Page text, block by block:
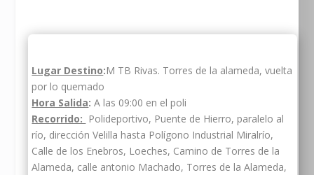
Lugar Destino:M TB Rivas. Torres de la alameda, vuelta
por lo quemado
Hora Salida: A las 09:00 en el poli
Recorrido: Polideportivo, Puente de Hierro, paralelo al
río, dirección Velilla hasta Polígono Industrial Miralrío,
Calle de los Enebros, Loeches, Camino de Torres de la
Alameda, calle antonio Machado, Torres de la Alameda,